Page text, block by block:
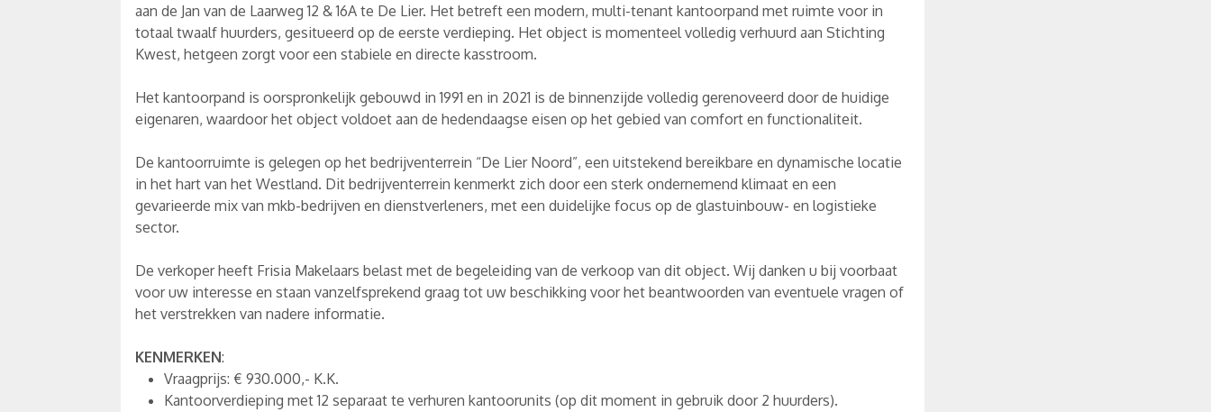
aan de Jan van de Laarweg 12 & 16A te De Lier. Het betreft een modern, multi-tenant kantoorpand met ruimte voor in
totaal twaalf huurders, gesitueerd op de eerste verdieping. Het object is momenteel volledig verhuurd aan Stichting
Kwest, hetgeen zorgt voor een stabiele en directe kasstroom.
Het kantoorpand is oorspronkelijk gebouwd in 1991 en in 2021 is de binnenzijde volledig gerenoveerd door de huidige
eigenaren, waardoor het object voldoet aan de hedendaagse eisen op het gebied van comfort en functionaliteit.
De kantoorruimte is gelegen op het bedrijventerrein “De Lier Noord”, een uitstekend bereikbare en dynamische locatie
in het hart van het Westland. Dit bedrijventerrein kenmerkt zich door een sterk ondernemend klimaat en een
gevarieerde mix van mkb-bedrijven en dienstverleners, met een duidelijke focus op de glastuinbouw- en logistieke
sector.
De verkoper heeft Frisia Makelaars belast met de begeleiding van de verkoop van dit object. Wij danken u bij voorbaat
voor uw interesse en staan vanzelfsprekend graag tot uw beschikking voor het beantwoorden van eventuele vragen of
het verstrekken van nadere informatie.
KENMERKEN:
Vraagprijs: € 930.000,- K.K.
Kantoorverdieping met 12 separaat te verhuren kantoorunits (op dit moment in gebruik door 2 huurders).